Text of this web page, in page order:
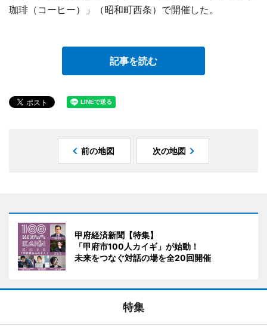
珈琲（コーヒー）」（昭和町西条）で開催した。
記事を読む
前の地図 次の地図
甲府経済新聞【特集】
「甲府市100人カイギ」が始動！
未来をつなぐ対話の場を全20回開催
特集